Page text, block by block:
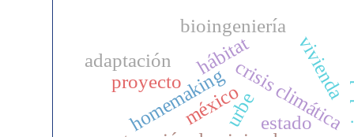
homemakingurbe
proyecto crisis climática
méxico estado
vivienda
hábitat
bioingeniería
adaptación